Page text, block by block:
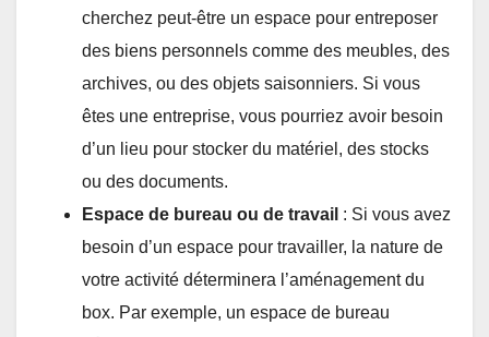
cherchez peut-être un espace pour entreposer
des biens personnels comme des meubles, des
archives, ou des objets saisonniers. Si vous
êtes une entreprise, vous pourriez avoir besoin
d’un lieu pour stocker du matériel, des stocks
ou des documents.
Espace de bureau ou de travail : Si vous avez
besoin d’un espace pour travailler, la nature de
votre activité déterminera l’aménagement du
box. Par exemple, un espace de bureau